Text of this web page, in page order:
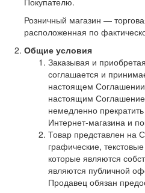
Розничный магазин —
расположенная по
Общие условия
Заказывая и
соглашается и
настоящем
настоящим
немедленно
Интернет-магазина и
Товар представлен на
графические,
которые являются
являются публичной
Продавец обязан